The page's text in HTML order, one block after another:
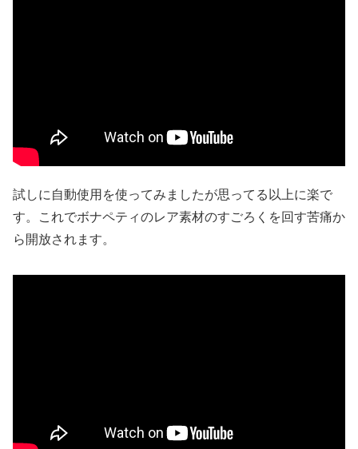
試しに自動使用を使ってみましたが思ってる以上に楽で
す。これでボナペティのレア素材のすごろくを回す苦痛か
ら開放されます。